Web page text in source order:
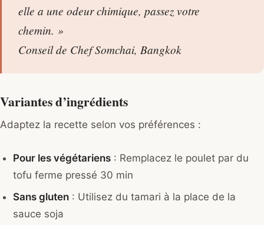
elle a une odeur chimique, passez votre
chemin. »
Conseil de Chef Somchai, Bangkok
Variantes d’ingrédients
Adaptez la recette selon vos préférences :
Pour les végétariens : Remplacez le poulet par du
tofu ferme pressé 30 min
Sans gluten : Utilisez du tamari à la place de la
sauce soja